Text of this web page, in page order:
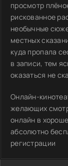
просмотр
рискованное
необычные
местных
куда пропала
в записи, тем
оказаться не
Онлайн-
желающих
онлайн в
абсолютно
регистрации